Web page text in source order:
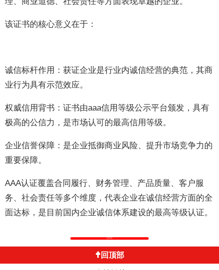
该证书的核心意义在于：
诚信标杆作用：获证企业是行业内诚信经营的典范，其商
业行为具有示范效应。
权威信用背书：证书由aaa信用等级公示平台颁发，具有
极高的公信力，是市场认可的最高信用等级。
企业信誉保障：是企业抵御商业风险、提升市场竞争力的
重要保障。
AAA认证覆盖合同履行、财务管理、产品质量、客户服
务、社会责任等多个维度，代表企业在诚信经营方面的全
面达标，是目前国内企业诚信体系建设的最高等级认证。
返回列表
回顶部